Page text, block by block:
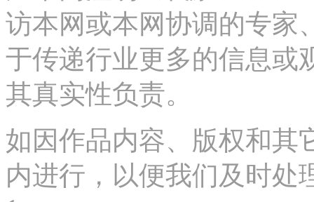
访本网或本网协调的专家
于传递行业更多的信息或
其真实性负责。
如因作品内容、版权和其
内进行，以便我们及时处